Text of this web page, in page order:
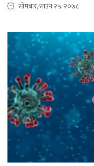
सोमबार, साउन २५, २०७८